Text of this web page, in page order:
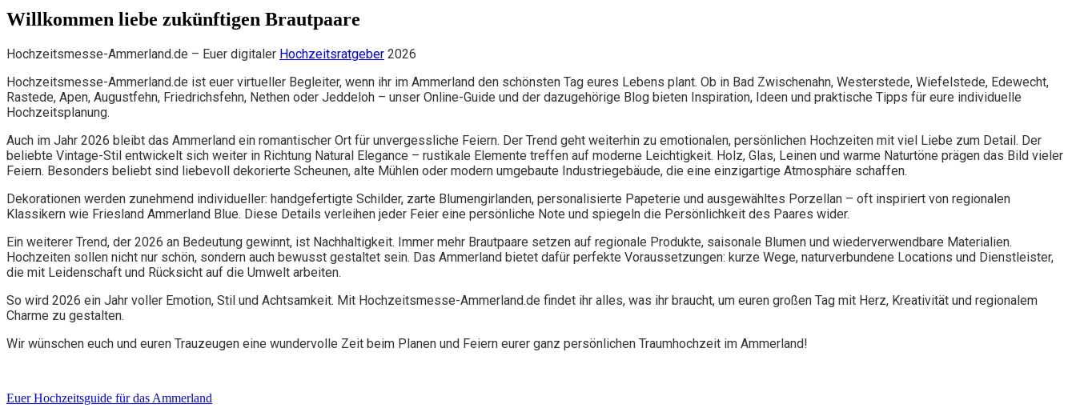
Willkommen liebe zukünftigen Brautpaare
Hochzeitsmesse-Ammerland.de – Euer digitaler Hochzeitsratgeber 2026
Hochzeitsmesse-Ammerland.de ist euer virtueller Begleiter, wenn ihr im Ammerland den schönsten Tag eures Lebens plant. Ob in Bad Zwischenahn, Westerstede, Wiefelstede, Edewecht,
Rastede, Apen, Augustfehn, Friedrichsfehn, Nethen oder Jeddeloh – unser Online-Guide und der dazugehörige Blog bieten Inspiration, Ideen und praktische Tipps für eure individuelle
Hochzeitsplanung.
Auch im Jahr 2026 bleibt das Ammerland ein romantischer Ort für unvergessliche Feiern. Der Trend geht weiterhin zu emotionalen, persönlichen Hochzeiten mit viel Liebe zum Detail. Der
beliebte Vintage-Stil entwickelt sich weiter in Richtung Natural Elegance – rustikale Elemente treffen auf moderne Leichtigkeit. Holz, Glas, Leinen und warme Naturtöne prägen das Bild vieler
Feiern. Besonders beliebt sind liebevoll dekorierte Scheunen, alte Mühlen oder modern umgebaute Industriegebäude, die eine einzigartige Atmosphäre schaffen.
Dekorationen werden zunehmend individueller: handgefertigte Schilder, zarte Blumengirlanden, personalisierte Papeterie und ausgewähltes Porzellan – oft inspiriert von regionalen
Klassikern wie Friesland Ammerland Blue. Diese Details verleihen jeder Feier eine persönliche Note und spiegeln die Persönlichkeit des Paares wider.
Ein weiterer Trend, der 2026 an Bedeutung gewinnt, ist Nachhaltigkeit. Immer mehr Brautpaare setzen auf regionale Produkte, saisonale Blumen und wiederverwendbare Materialien.
Hochzeiten sollen nicht nur schön, sondern auch bewusst gestaltet sein. Das Ammerland bietet dafür perfekte Voraussetzungen: kurze Wege, naturverbundene Locations und Dienstleister,
die mit Leidenschaft und Rücksicht auf die Umwelt arbeiten.
So wird 2026 ein Jahr voller Emotion, Stil und Achtsamkeit. Mit Hochzeitsmesse-Ammerland.de findet ihr alles, was ihr braucht, um euren großen Tag mit Herz, Kreativität und regionalem
Charme zu gestalten.
Wir wünschen euch und euren Trauzeugen eine wundervolle Zeit beim Planen und Feiern eurer ganz persönlichen Traumhochzeit im Ammerland!
Euer Hochzeitsguide für das Ammerland